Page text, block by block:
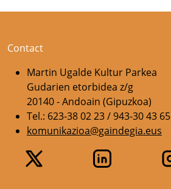
Contact
Martin Ugalde Kultur Parkea
Gudarien etorbidea z/g
20140 - Andoain (Gipuzkoa)
Tel.: 623-38 02 23 / 943-30 43 65
komunikazioa@gaindegia.eus